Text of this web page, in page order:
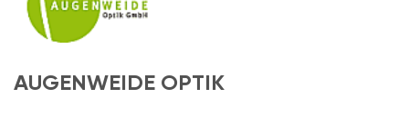
AUGENWEIDE OPTIK